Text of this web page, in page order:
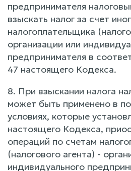
предпринимателя
взыскать налог за счет
налогоплательщика
организации или
предпринимателя в
47 настоящего Кодекса.
8. При взыскании налога
может быть применено в
условиях, которые
настоящего Кодекса,
операций по счетам
(налогового агента) -
индивидуального